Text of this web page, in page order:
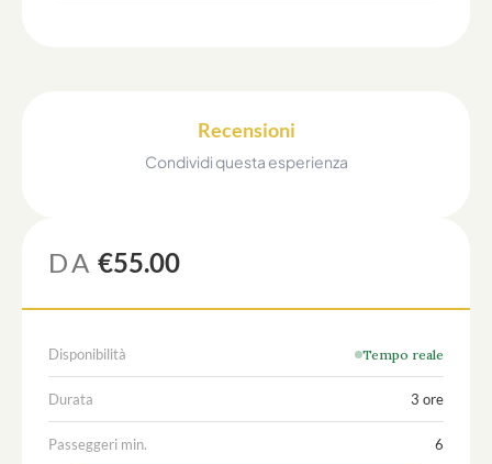
Recensioni
Condividi questa esperienza
DA €55.00
Disponibilità Tempo reale
Durata 3 ore
Passeggeri min. 6